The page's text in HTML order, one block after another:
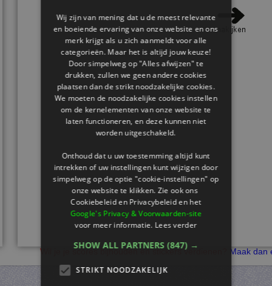
Wil je je scores bijhouden en stickers verdienen? Maak dan
Wij zijn van mening dat u de meest relevante
en boeiende ervaring van onze website en ons
merk krijgt als u zich aanmeldt voor alle
categorieën. Maar het is altijd jouw keuze!
Door simpelweg op "Alles afwijzen" te
drukken, zullen we geen andere cookies
plaatsen dan de strikt noodzakelijke cookies.
We moeten de noodzakelijke cookies instellen
om de kernelementen van onze website te
laten functioneren, en deze kunnen niet
worden uitgeschakeld.
Onthoud dat u uw toestemming altijd kunt
intrekken of uw instellingen kunt wijzigen door
simpelweg op de optie "cookie-instellingen" op
onze website te klikken. Zie ook ons ​​
Cookiebeleid en Privacybeleid en het
Google's Privacy & Voorwaarden-site
voor meer informatie.Lees verder
SHOW ALL PARTNERS (847) →
STRIKT NOODZAKELIJK